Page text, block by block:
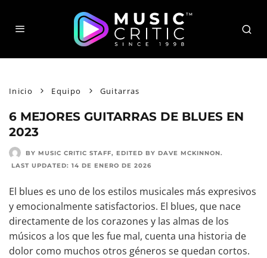
Inicio Equipo Guitarras
6 MEJORES GUITARRAS DE BLUES EN
2023
BY MUSIC CRITIC STAFF, EDITED BY DAVE MCKINNON.
LAST UPDATED: 14 DE ENERO DE 2026
El blues es uno de los estilos musicales más expresivos
y emocionalmente satisfactorios. El blues, que nace
directamente de los corazones y las almas de los
músicos a los que les fue mal, cuenta una historia de
dolor como muchos otros géneros se quedan cortos.